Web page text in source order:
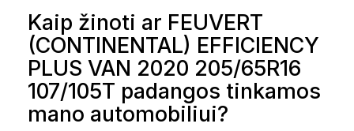
Kaip žinoti ar FEUVERT
(CONTINENTAL) EFFICIENCY
PLUS VAN 2020 205/65R16
107/105T padangos tinkamos
mano automobiliui?